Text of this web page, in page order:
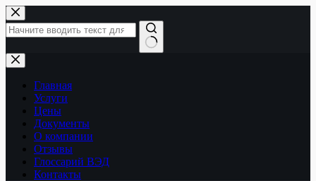
Перейти
к
сути
Ничего
не
найденоГлавная
Услуги
Цены
Документы
О компании
Отзывы
Глоссарий ВЭД
Контакты